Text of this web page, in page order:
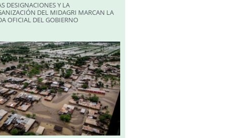
DESIGNACIONES Y LA
DEL MIDAGRI MARCAN LA
OFICIAL DEL GOBIERNO